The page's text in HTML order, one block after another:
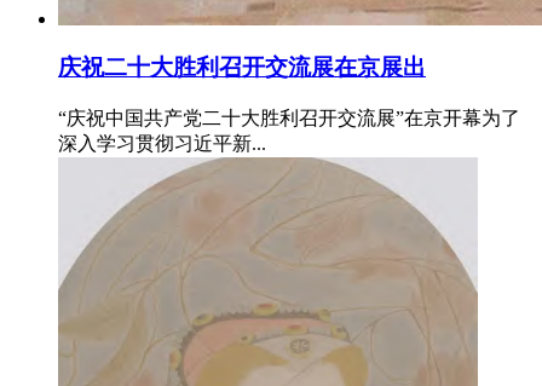
庆祝二十大胜利召开交流展在京展出
“庆祝中国共产党二十大胜利召开交流展”在京开幕为了
深入学习贯彻习近平新...